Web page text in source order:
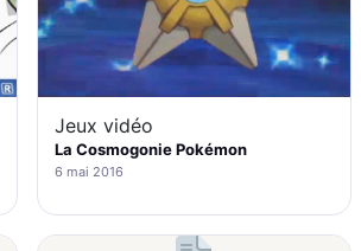
Jeux vidéo
La Cosmogonie Pokémon
6 mai 2016